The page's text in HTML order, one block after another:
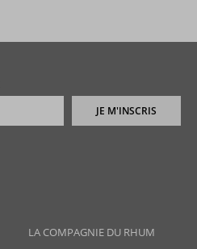
JE M'INSCRIS
LA COMPAGNIE DU RHUM